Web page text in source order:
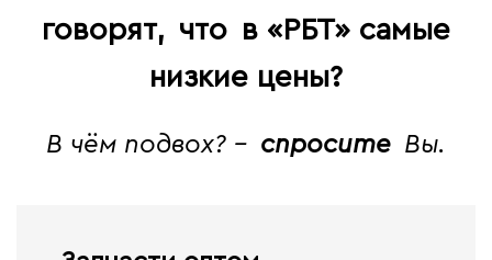
говорят, что в «РБТ» самые
низкие цены?
В чём подвох? - спросите Вы.